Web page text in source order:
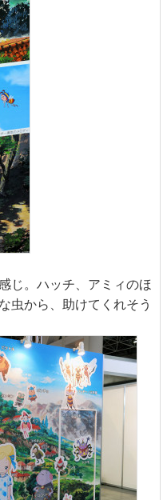
じ。ハッチ、アミィのほ
虫から、助けてくれそう